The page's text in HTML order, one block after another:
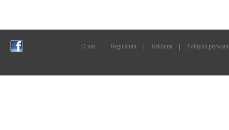
O nas Regulamin Reklama Polityka